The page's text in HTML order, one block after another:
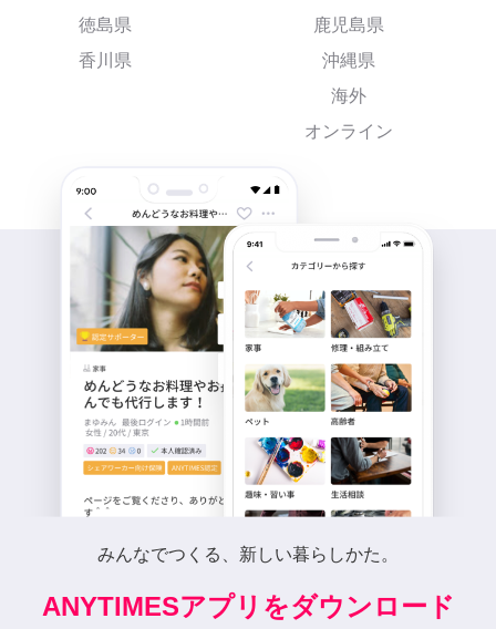
徳島県
香川県
鹿児島県
沖縄県
海外
オンライン
みんなでつくる、新しい暮らしかた。
ANYTIMESアプリをダウンロード